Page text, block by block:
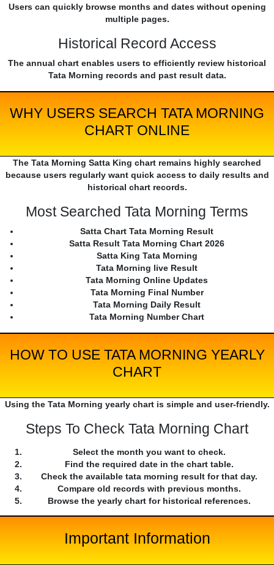
Users can quickly browse months and dates without opening
multiple pages.
Historical Record Access
The annual chart enables users to efficiently review historical
Tata Morning records and past result data.
WHY USERS SEARCH TATA MORNING
CHART ONLINE
The Tata Morning Satta King chart remains highly searched
because users regularly want quick access to daily results and
historical chart records.
Most Searched Tata Morning Terms
Satta Chart Tata Morning Result
Satta Result Tata Morning Chart 2026
Satta King Tata Morning
Tata Morning live Result
Tata Morning Online Updates
Tata Morning Final Number
Tata Morning Daily Result
Tata Morning Number Chart
HOW TO USE TATA MORNING YEARLY
CHART
Using the Tata Morning yearly chart is simple and user-friendly.
Steps To Check Tata Morning Chart
Select the month you want to check.
Find the required date in the chart table.
Check the available tata morning result for that day.
Compare old records with previous months.
Browse the yearly chart for historical references.
Important Information